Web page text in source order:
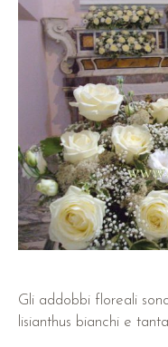
Gli addobbi floreali
lisianthus bianchi e